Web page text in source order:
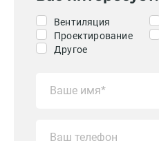
Вентиляция
Проектирование
Другое